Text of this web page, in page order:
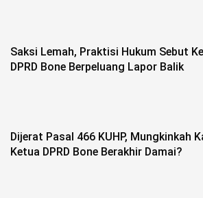
Saksi Lemah, Praktisi Hukum Sebut
DPRD Bone Berpeluang Lapor Balik
Dijerat Pasal 466 KUHP, Mungkinkah
Ketua DPRD Bone Berakhir Damai?